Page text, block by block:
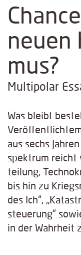
neuen
mus?
Multipolar
Was bleibt
aus sechs
spektrum reicht
teilung,
bis hin zu
des Ich“,
steuerung“
in der Wahrheit